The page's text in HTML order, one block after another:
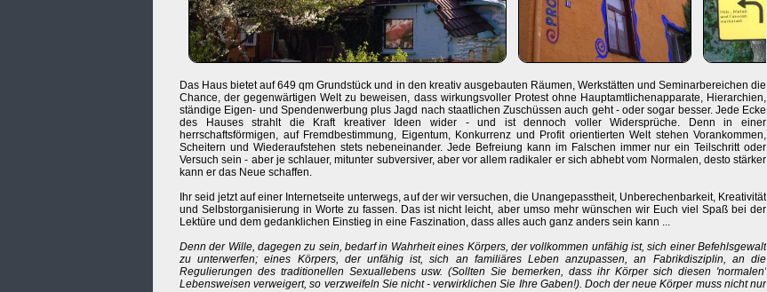
Das Haus bietet auf 649 qm Grundstück und in den kreativ ausgebauten Räumen, Werkstätten und Seminarbereichen die
Chance, der gegenwärtigen Welt zu beweisen, dass wirkungsvoller Protest ohne Hauptamtlichenapparate, Hierarchien,
ständige Eigen- und Spendenwerbung plus Jagd nach staatlichen Zuschüssen auch geht - oder sogar besser. Jede Ecke
des Hauses strahlt die Kraft kreativer Ideen wider - und ist dennoch voller Widersprüche. Denn in einer
herrschaftsförmigen, auf Fremdbestimmung, Eigentum, Konkurrenz und Profit orientierten Welt stehen Vorankommen,
Scheitern und Wiederaufstehen stets nebeneinander. Jede Befreiung kann im Falschen immer nur ein Teilschritt oder
Versuch sein - aber je schlauer, mitunter subversiver, aber vor allem radikaler er sich abhebt vom Normalen, desto stärker
kann er das Neue schaffen.
Ihr seid jetzt auf einer Internetseite unterwegs, auf der wir versuchen, die Unangepasstheit, Unberechenbarkeit, Kreativität
und Selbstorganisierung in Worte zu fassen. Das ist nicht leicht, aber umso mehr wünschen wir Euch viel Spaß bei der
Lektüre und dem gedanklichen Einstieg in eine Faszination, dass alles auch ganz anders sein kann ...
Denn der Wille, dagegen zu sein, bedarf in Wahrheit eines Körpers, der vollkommen unfähig ist, sich einer Befehlsgewalt
zu unterwerfen; eines Körpers, der unfähig ist, sich an familiäres Leben anzupassen, an Fabrikdisziplin, an die
Regulierungen des traditionellen Sexuallebens usw. (Sollten Sie bemerken, dass ihr Körper sich diesen 'normalen'
Lebensweisen verweigert, so verzweifeln Sie nicht - verwirklichen Sie Ihre Gaben!). Doch der neue Körper muss nicht nur